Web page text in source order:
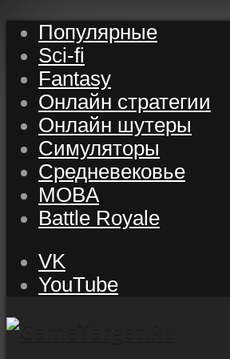
Популярные
Sci-fi
Fantasy
Онлайн стратегии
Онлайн шутеры
Симуляторы
Средневековье
MOBA
Battle Royale
VK
YouTube